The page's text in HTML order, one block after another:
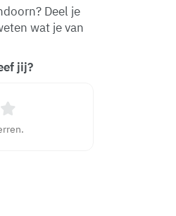
Deel je
wat je van
jij?